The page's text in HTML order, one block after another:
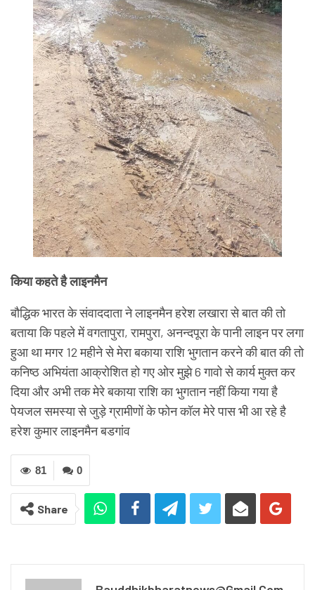
किया कहते है लाइनमैन
बौद्धिक भारत के संवाददाता ने लाइनमैन हरेश लखारा से बात की तो
बताया कि पहले में वगतापुरा, रामपुरा, अनन्दपूरा के पानी लाइन पर लगा
हुआ था मगर 12 महीने से मेरा बकाया राशि भुगतान करने की बात की तो
कनिष्ठ अभियंता आक्रोशित हो गए ओर मुझे 6 गावो से कार्य मुक्त कर
दिया और अभी तक मेरे बकाया राशि का भुगतान नहीं किया गया है
पेयजल समस्या से जुड़े ग्रामीणों के फोन कॉल मेरे पास भी आ रहे है
हरेश कुमार लाइनमैन बडगांव
0
81
Share